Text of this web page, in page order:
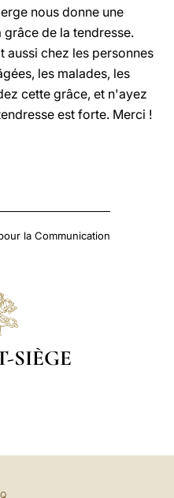
nous donne une
grâce de la tendresse.
aussi chez les personnes
les malades, les
cette grâce, et n'ayez
est forte. Merci !
la Communication
SIÈGE